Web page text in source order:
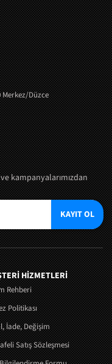
Merkez/Düzce
kampanyalarımızdan
KAYIT OL
HIZMETLERI
Rehberi
Politikası
İade, Değişim
Satış Sözleşmesi